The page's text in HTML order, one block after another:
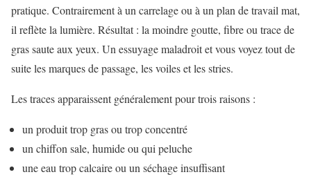
pratique. Contrairement à un carrelage ou à un plan de travail mat,
il reflète la lumière. Résultat : la moindre goutte, fibre ou trace de
gras saute aux yeux. Un essuyage maladroit et vous voyez tout de
suite les marques de passage, les voiles et les stries.
Les traces apparaissent généralement pour trois raisons :
un produit trop gras ou trop concentré
un chiffon sale, humide ou qui peluche
une eau trop calcaire ou un séchage insuffisant